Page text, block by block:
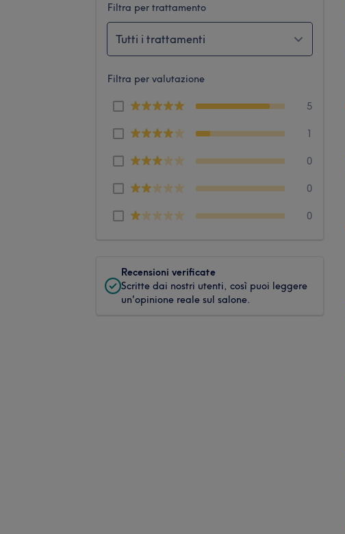
Filtra per trattamento
Tutti i trattamenti
Filtra per valutazione
5
1
0
0
0
Recensioni verificate
Scritte dai nostri utenti, così puoi leggere
un'opinione reale sul salone.